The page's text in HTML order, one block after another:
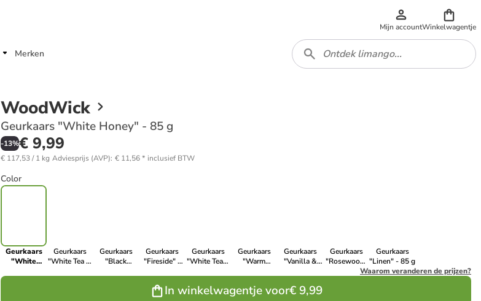
Mijn accountWinkelwagentje
Merken
WoodWick
Geurkaars "White Honey" - 85 g
-13%€ 9,99
€ 117,53 / 1 kg Adviesprijs (AVP): € 11,56* inclusief BTW
Color
Geurkaars
"White
Geurkaars
"White Tea &
Geurkaars
"Black
Geurkaars
"Fireside" -
Geurkaars
"White Teak"
Geurkaars
"Warm
Geurkaars
"Vanilla &
Geurkaars
"Rosewood"
Geurkaars
"Linen" - 85 g
Waarom veranderen de prijzen?
In winkelwagentje voor€ 9,99